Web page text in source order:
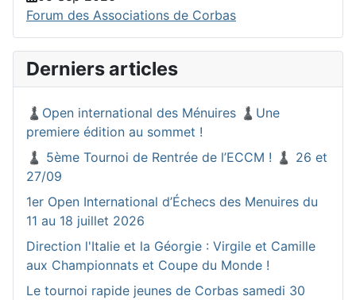
Forum des Associations de Corbas
Derniers articles
♟️Open international des Ménuires ♟️Une
premiere édition au sommet !
♟️ 5ème Tournoi de Rentrée de l’ECCM ! ♟️ 26 et
27/09
1er Open International d’Échecs des Menuires du
11 au 18 juillet 2026
Direction l'Italie et la Géorgie : Virgile et Camille
aux Championnats et Coupe du Monde !
Le tournoi rapide jeunes de Corbas samedi 30